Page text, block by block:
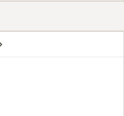
く、便利です。
等そろえられるので、自宅からいろい
くことができます。